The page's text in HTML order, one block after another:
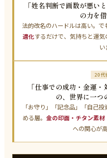
「姓名判断で画数が悪い
の力を
法的改名のハードルは高い。で
適化するだけで、気持ちと運
い
20代
「仕事での成功・金運
の、世界に一つ
「お守り」「記念品」「自己
める層。 金の印面・チタン素材
への関心が